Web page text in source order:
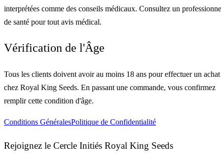
interprétées comme des conseils médicaux. Consultez un
de santé pour tout avis médical.
Vérification de l'Âge
Tous les clients doivent avoir au moins 18 ans pour effectuer un achat
chez Royal King Seeds. En passant une commande, vous confirmez
remplir cette condition d'âge.
Conditions GénéralesPolitique de Confidentialité
Rejoignez le Cercle Initiés Royal King Seeds